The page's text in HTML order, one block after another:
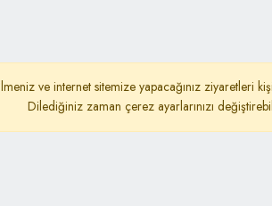
Metni İletişim
ve internet sitemize yapacağınız ziyaretleri
Dilediğiniz zaman çerez ayarlarınızı